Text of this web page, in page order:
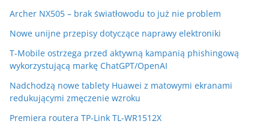
Archer NX505 – brak światłowodu to już nie problem
Nowe unijne przepisy dotyczące naprawy elektroniki
T-Mobile ostrzega przed aktywną kampanią phishingową
wykorzystującą markę ChatGPT/OpenAI
Nadchodzą nowe tablety Huawei z matowymi ekranami
redukującymi zmęczenie wzroku
Premiera routera TP-Link TL-WR1512X